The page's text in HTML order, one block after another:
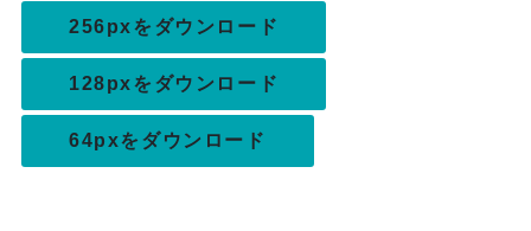
256pxをダウンロード
128pxをダウンロード
64pxをダウンロード